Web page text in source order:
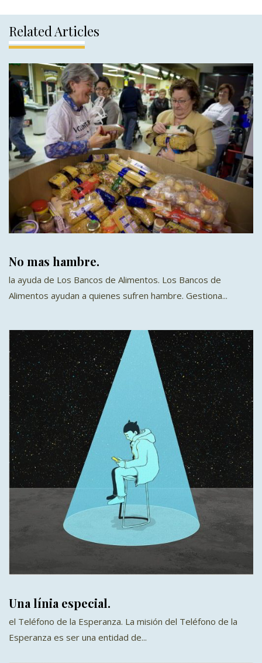
Related Articles
No mas hambre.
la ayuda de Los Bancos de Alimentos. Los Bancos de
Alimentos ayudan a quienes sufren hambre. Gestiona...
Una línia especial.
el Teléfono de la Esperanza. La misión del Teléfono de la
Esperanza es ser una entidad de...